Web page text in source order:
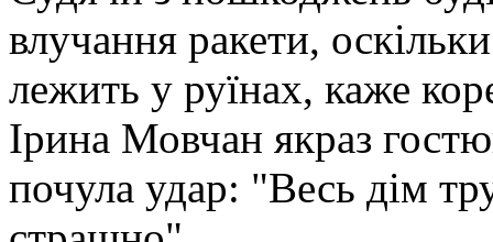
влучання ракети,
лежить у руїнах, каже
Ірина Мовчан якраз
почула удар: "Весь дім